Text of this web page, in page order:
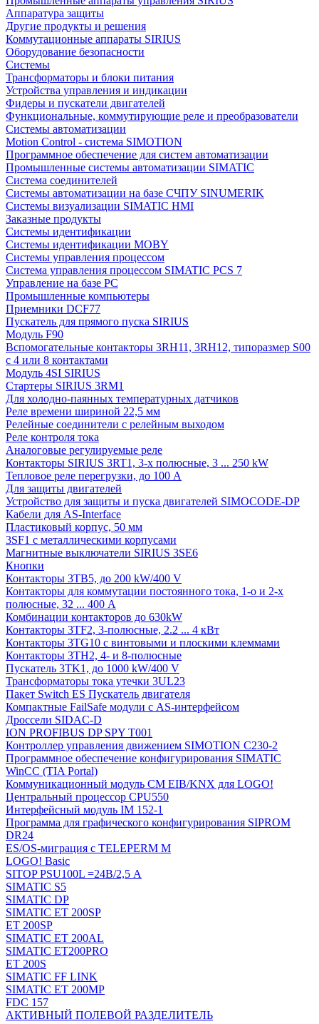
Аппаратура защиты
Другие продукты и решения
Коммутационные аппараты SIRIUS
Оборудование безопасности
Системы
Трансформаторы и блоки питания
Устройства управления и индикации
Фидеры и пускатели двигателей
Функциональные, коммутирующие реле и преобразователи
Системы автоматизации
Motion Control - система SIMOTION
Программное обеспечение для систем автоматизации
Промышленные системы автоматизации SIMATIC
Система соединителей
Системы автоматизации на базе СЧПУ SINUMERIK
Системы визуализации SIMATIC HMI
Заказные продукты
Системы идентификации
Системы идентификации MOBY
Системы управления процессом
Система управления процессом SIMATIC PCS 7
Управление на базе РС
Промышленные компьютеры
Приемники DCF77
Пускатель для прямого пуска SIRIUS
Модуль F90
Вспомогательные контакторы 3RH11, 3RH12, типоразмер S00
с 4 или 8 контактами
Модуль 4SI SIRIUS
Стартеры SIRIUS 3RM1
Для холодно-паянных температурных датчиков
Реле времени шириной 22,5 мм
Релейные соединители с релейным выходом
Реле контроля тока
Аналоговые регулируемые реле
Контакторы SIRIUS 3RT1, 3-х полюсные, 3 ... 250 kW
Тепловое реле перегрузки, до 100 A
Для защиты двигателей
Устройство для защиты и пуска двигателей SIMOCODE-DP
Кабели для AS-Interface
Пластиковый корпус, 50 мм
3SF1 с металлическими корпусами
Магнитные выключатели SIRIUS 3SE6
Кнопки
Контакторы 3TB5, до 200 kW/400 V
Контакторы для коммутации постоянного тока, 1-о и 2-х
полюсные, 32 ... 400 A
Комбинации контакторов до 630kW
Контакторы 3TF2, 3-полюсные, 2.2 ... 4 кВт
Контакторы 3TG10 c винтовыми и плоскими клеммами
Контакторы 3TH2, 4- и 8-полюсные
Пускатель 3TK1, до 1000 kW/400 V
Трансформаторы тока утечки 3UL23
Пакет Switch ES Пускатель двигателя
Компактные FailSafe модули с AS-интерфейсом
Дроссели SIDAC-D
ION PROFIBUS DP SPY T001
Контроллер управления движением SIMOTION C230-2
Программное обеспечение конфигурирования SIMATIC
WinCC (TIA Portal)
Коммуникационный модуль CM EIB/KNX для LOGO!
Центральный процессор CPU550
Интерфейсный модуль IM 152-1
Программа для графического конфигурирования SIPROM
DR24
ES/OS-миграция с TELEPERM M
LOGO! Basic
SITOP PSU100L =24В/2,5 A
SIMATIC S5
SIMATIC DP
SIMATIC ET 200SP
ET 200SP
SIMATIC ET 200AL
SIMATIC ET200PRO
ET 200S
SIMATIC FF LINK
SIMATIC ET 200MP
FDC 157
АКТИВНЫЙ ПОЛЕВОЙ РАЗДЕЛИТЕЛЬ